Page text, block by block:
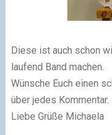
Diese ist auch schon
laufend Band machen.
Wünsche Euch einen
über jedes Kommentar.
Liebe Grüße Michaela